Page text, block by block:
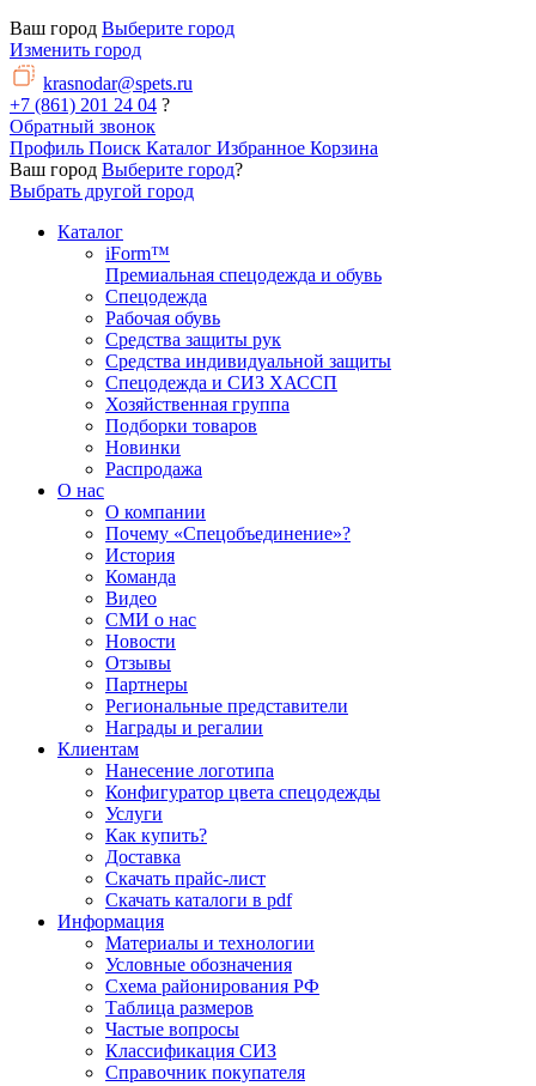
Ваш город Выберите город
Изменить город
krasnodar@spets.ru
+7 (861) 201 24 04 ?
Обратный звонок
Профиль Поиск Каталог Избранное Корзина
Ваш город Выберите город?
Выбрать другой город
Каталог
iForm™
Премиальная спецодежда и обувь
Спецодежда
Рабочая обувь
Средства защиты рук
Средства индивидуальной защиты
Спецодежда и СИЗ ХАССП
Хозяйственная группа
Подборки товаров
Новинки
Распродажа
О нас
О компании
Почему «Спецобъединение»?
История
Команда
Видео
СМИ о нас
Новости
Отзывы
Партнеры
Региональные представители
Награды и регалии
Клиентам
Нанесение логотипа
Конфигуратор цвета спецодежды
Услуги
Как купить?
Доставка
Скачать прайс-лист
Скачать каталоги в pdf
Информация
Материалы и технологии
Условные обозначения
Схема районирования РФ
Таблица размеров
Частые вопросы
Классификация СИЗ
Справочник покупателя